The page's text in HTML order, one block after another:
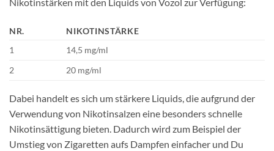
NR.
NIKOTINSTÄRKE
1
14,5 mg/ml
2
20 mg/ml
Dabei handelt es sich um stärkere Liquids, die aufgrund der
Verwendung von Nikotinsalzen eine besonders schnelle
Nikotinsättigung bieten. Dadurch wird zum Beispiel der
Umstieg von Zigaretten aufs Dampfen einfacher und Du